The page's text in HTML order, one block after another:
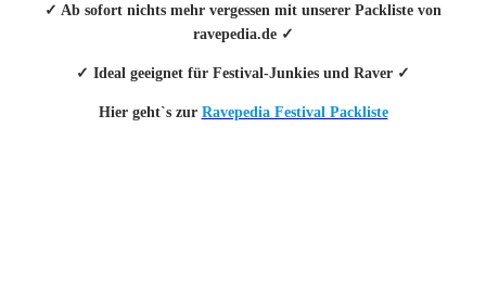
✓ Ab sofort nichts mehr vergessen mit unserer Packliste von
ravepedia.de ✓
✓ Ideal geeignet für Festival-Junkies und Raver ✓
Hier geht`s zur Ravepedia Festival Packliste